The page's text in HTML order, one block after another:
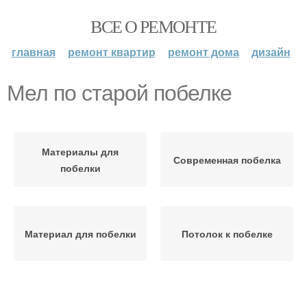
ВСЕ О РЕМОНТЕ
главная ремонт квартир ремонт дома дизайн
Мел по старой побелке
Материалы для
побелки
Современная побелка
Материал для побелки Потолок к побелке